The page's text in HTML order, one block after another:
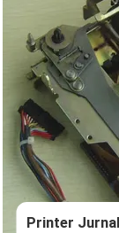
Printer